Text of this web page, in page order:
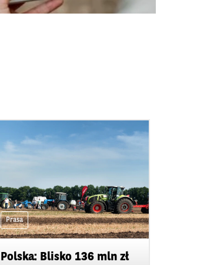
Prasa
Polska: Blisko 136 mln zł